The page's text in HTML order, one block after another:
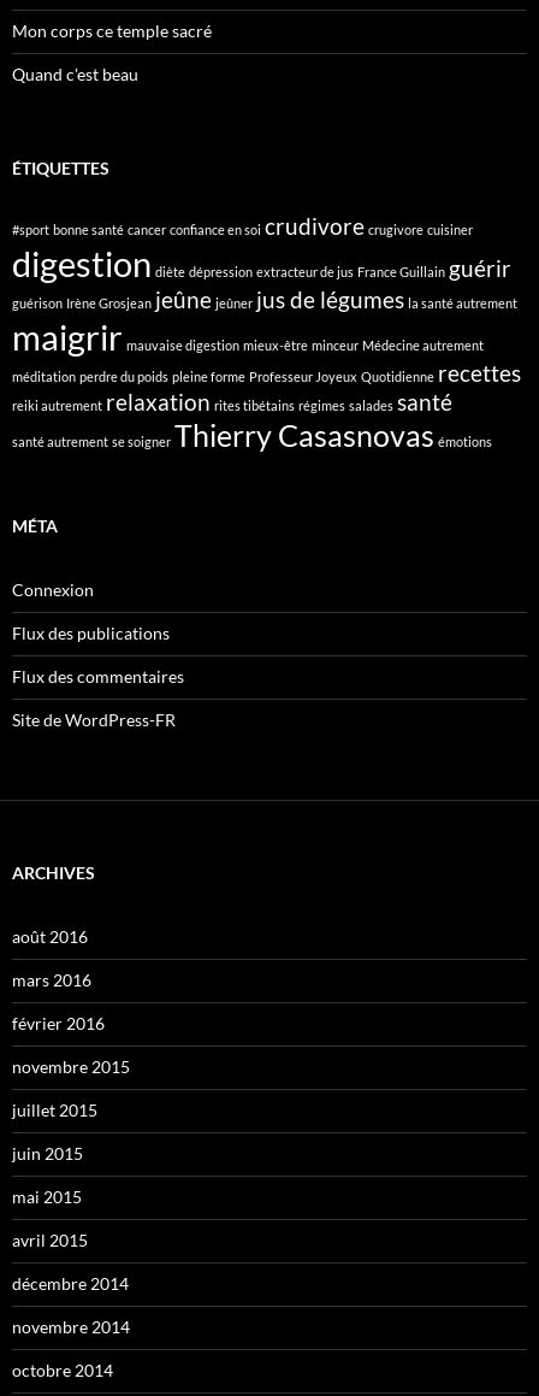
Mon corps ce temple sacré
Quand c'est beau
ÉTIQUETTES
#sport bonne santé cancer confiance en soi crudivore crugivore cuisiner
digestion diète dépression extracteur de jus France Guillain guérir
guérison Irène Grosjean jeûne jeûner jus de légumes la santé autrement
maigrir mauvaise digestion mieux-être minceur Médecine autrement
méditation perdre du poids pleine forme Professeur Joyeux Quotidienne recettes
reiki autrement relaxation rites tibétains régimes salades santé
santé autrement se soigner Thierry Casasnovas émotions
MÉTA
Connexion
Flux des publications
Flux des commentaires
Site de WordPress-FR
ARCHIVES
août 2016
mars 2016
février 2016
novembre 2015
juillet 2015
juin 2015
mai 2015
avril 2015
décembre 2014
novembre 2014
octobre 2014